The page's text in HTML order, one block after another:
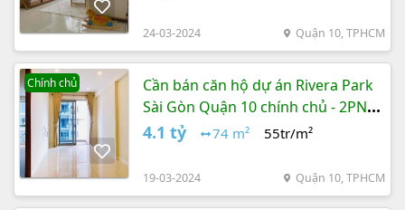
24-03-2024 Quận 10, TPHCM
Chính chủ
Cần bán căn hộ dự án Rivera Park
Sài Gòn Quận 10 chính chủ - 2PN
2WC dt 74m2 giá 4.1 tỷ
4.1 tỷ 74 m² 55tr/m²
19-03-2024 Quận 10, TPHCM